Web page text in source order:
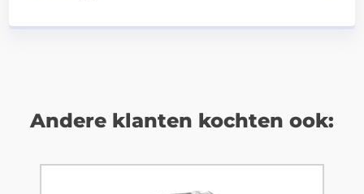
Andere klanten kochten ook: